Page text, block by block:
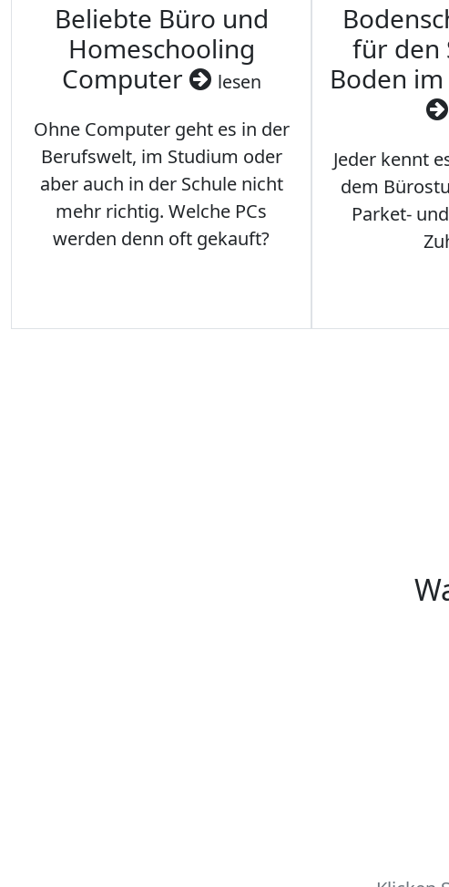
Beliebte Büro und
Homeschooling
Computer
lesen
Ohne Computer geht es in der
Berufswelt, im Studium oder
aber auch in der Schule nicht
mehr richtig. Welche PCs
werden denn oft gekauft?
für den
Boden
Jeder kennt
dem
Parket-